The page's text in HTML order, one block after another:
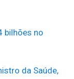
bilhões no
da Saúde,